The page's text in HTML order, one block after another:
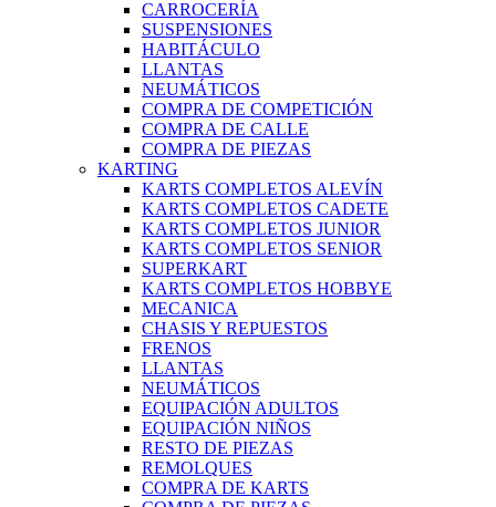
CARROCERÍA
SUSPENSIONES
HABITÁCULO
LLANTAS
NEUMÁTICOS
COMPRA DE COMPETICIÓN
COMPRA DE CALLE
COMPRA DE PIEZAS
KARTING
KARTS COMPLETOS ALEVÍN
KARTS COMPLETOS CADETE
KARTS COMPLETOS JUNIOR
KARTS COMPLETOS SENIOR
SUPERKART
KARTS COMPLETOS HOBBYE
MECANICA
CHASIS Y REPUESTOS
FRENOS
LLANTAS
NEUMÁTICOS
EQUIPACIÓN ADULTOS
EQUIPACIÓN NIÑOS
RESTO DE PIEZAS
REMOLQUES
COMPRA DE KARTS